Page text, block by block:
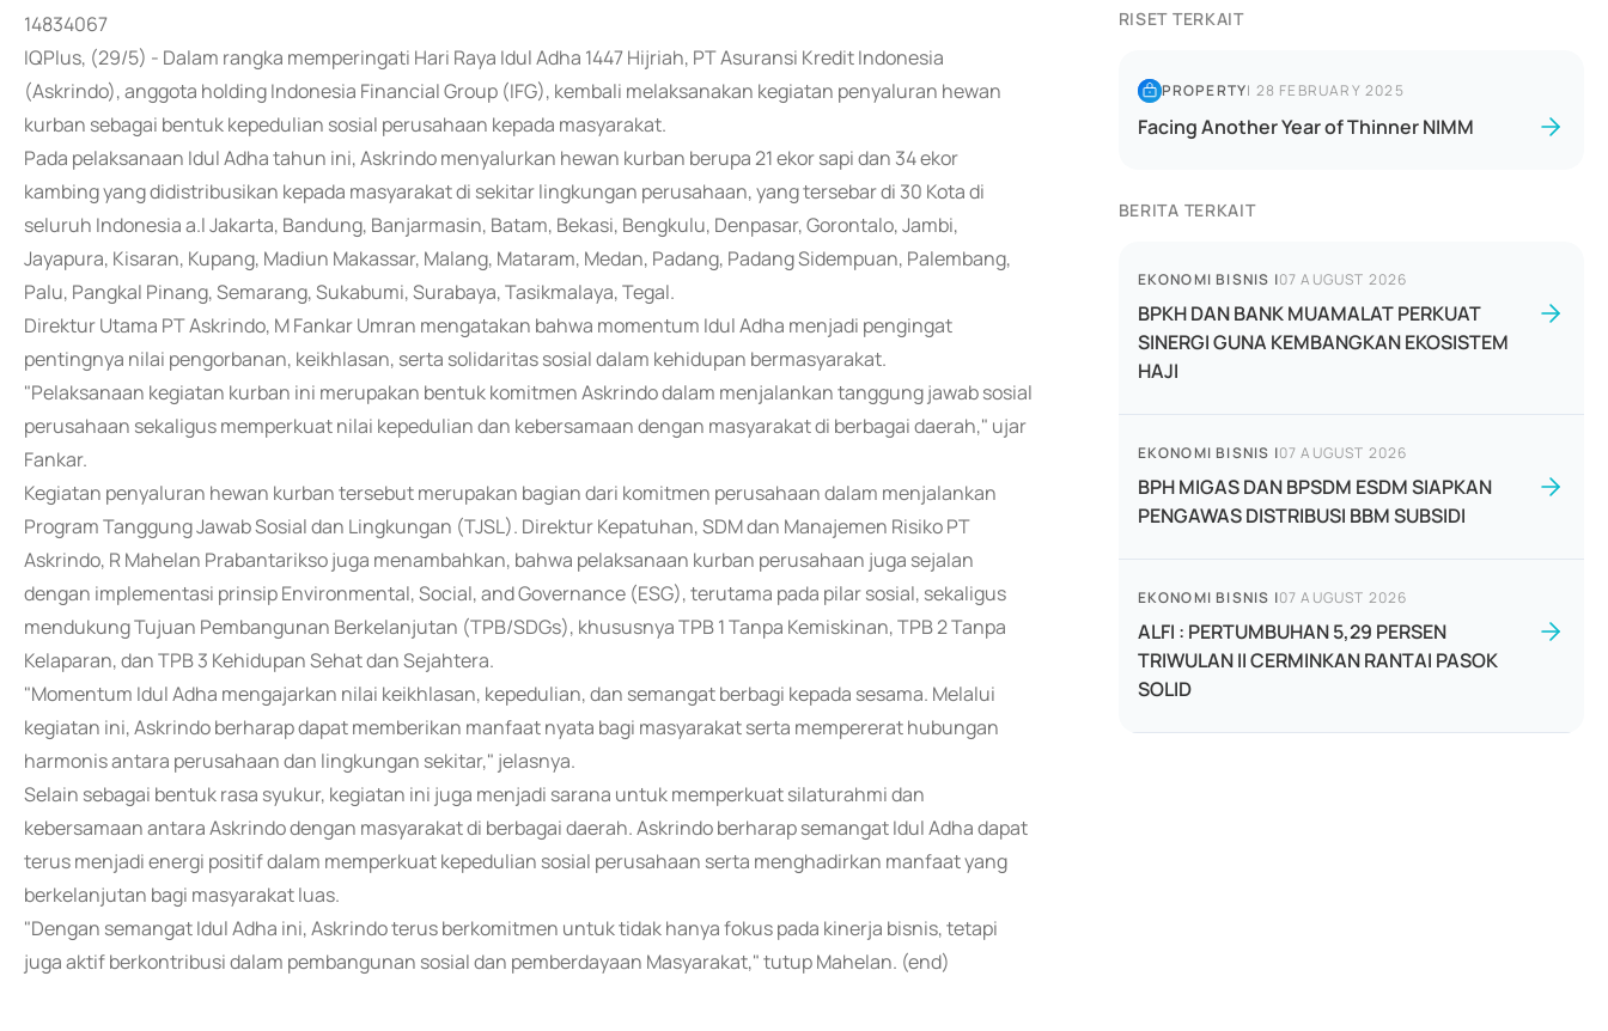
14834067
IQPlus, (29/5) - Dalam rangka memperingati Hari Raya Idul Adha 1447 Hijriah, PT Asuransi Kredit Indonesia
(Askrindo), anggota holding Indonesia Financial Group (IFG), kembali melaksanakan kegiatan penyaluran hewan
kurban sebagai bentuk kepedulian sosial perusahaan kepada masyarakat.
Pada pelaksanaan Idul Adha tahun ini, Askrindo menyalurkan hewan kurban berupa 21 ekor sapi dan 34 ekor
kambing yang didistribusikan kepada masyarakat di sekitar lingkungan perusahaan, yang tersebar di 30 Kota di
seluruh Indonesia a.l Jakarta, Bandung, Banjarmasin, Batam, Bekasi, Bengkulu, Denpasar, Gorontalo, Jambi,
Jayapura, Kisaran, Kupang, Madiun Makassar, Malang, Mataram, Medan, Padang, Padang Sidempuan, Palembang,
Palu, Pangkal Pinang, Semarang, Sukabumi, Surabaya, Tasikmalaya, Tegal.
Direktur Utama PT Askrindo, M Fankar Umran mengatakan bahwa momentum Idul Adha menjadi pengingat
pentingnya nilai pengorbanan, keikhlasan, serta solidaritas sosial dalam kehidupan bermasyarakat.
"Pelaksanaan kegiatan kurban ini merupakan bentuk komitmen Askrindo dalam menjalankan tanggung jawab sosial
perusahaan sekaligus memperkuat nilai kepedulian dan kebersamaan dengan masyarakat di berbagai daerah," ujar
Fankar.
Kegiatan penyaluran hewan kurban tersebut merupakan bagian dari komitmen perusahaan dalam menjalankan
Program Tanggung Jawab Sosial dan Lingkungan (TJSL). Direktur Kepatuhan, SDM dan Manajemen Risiko PT
Askrindo, R Mahelan Prabantarikso juga menambahkan, bahwa pelaksanaan kurban perusahaan juga sejalan
dengan implementasi prinsip Environmental, Social, and Governance (ESG), terutama pada pilar sosial, sekaligus
mendukung Tujuan Pembangunan Berkelanjutan (TPB/SDGs), khususnya TPB 1 Tanpa Kemiskinan, TPB 2 Tanpa
Kelaparan, dan TPB 3 Kehidupan Sehat dan Sejahtera.
"Momentum Idul Adha mengajarkan nilai keikhlasan, kepedulian, dan semangat berbagi kepada sesama. Melalui
kegiatan ini, Askrindo berharap dapat memberikan manfaat nyata bagi masyarakat serta mempererat hubungan
harmonis antara perusahaan dan lingkungan sekitar," jelasnya.
Selain sebagai bentuk rasa syukur, kegiatan ini juga menjadi sarana untuk memperkuat silaturahmi dan
kebersamaan antara Askrindo dengan masyarakat di berbagai daerah. Askrindo berharap semangat Idul Adha dapat
terus menjadi energi positif dalam memperkuat kepedulian sosial perusahaan serta menghadirkan manfaat yang
berkelanjutan bagi masyarakat luas.
"Dengan semangat Idul Adha ini, Askrindo terus berkomitmen untuk tidak hanya fokus pada kinerja bisnis, tetapi
juga aktif berkontribusi dalam pembangunan sosial dan pemberdayaan Masyarakat," tutup Mahelan. (end)
RISET TERKAIT
PROPERTY| 28 FEBRUARY 2025
Facing Another Year of Thinner NIMM
BERITA TERKAIT
EKONOMI BISNIS |07 AUGUST 2026
BPKH DAN BANK MUAMALAT PERKUAT
SINERGI GUNA KEMBANGKAN EKOSISTEM
HAJI
EKONOMI BISNIS |07 AUGUST 2026
BPH MIGAS DAN BPSDM ESDM SIAPKAN
PENGAWAS DISTRIBUSI BBM SUBSIDI
EKONOMI BISNIS |07 AUGUST 2026
ALFI : PERTUMBUHAN 5,29 PERSEN
TRIWULAN II CERMINKAN RANTAI PASOK
SOLID